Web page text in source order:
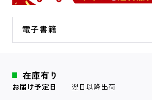
電子書籍
在庫有り
お届け予定日 翌日以降出荷